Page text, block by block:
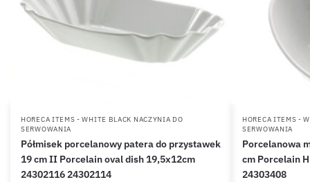
HORECA ITEMS - WHITE BLACK NACZYNIA DO
SERWOWANIA
Półmisek porcelanowy patera do przystawek
19 cm II Porcelain oval dish 19,5x12cm
24302116 24302114
HORECA ITEMS -
SERWOWANIA
Porcelanowa
cm Porcelain
24303408